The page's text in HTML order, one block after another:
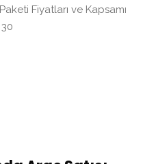
Fiyatları ve Kapsamı